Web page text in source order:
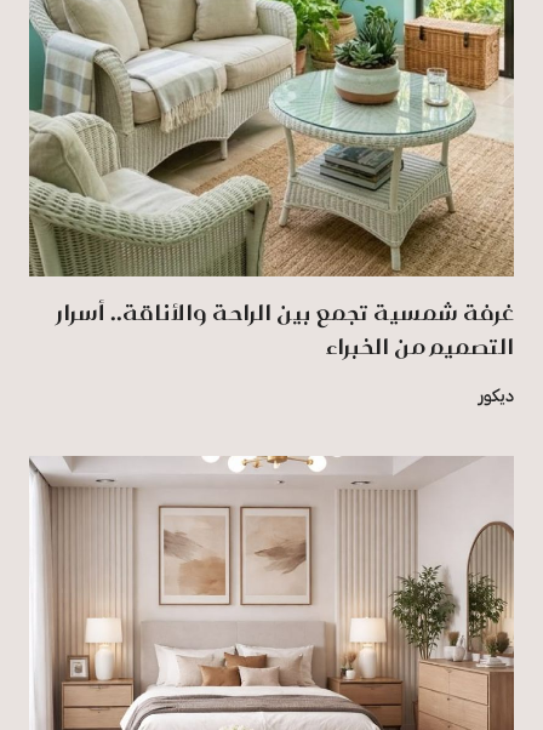
غرفة شمسية تجمع بين الراحة والأناقة.. أسرار
التصميم من الخبراء
ديكور